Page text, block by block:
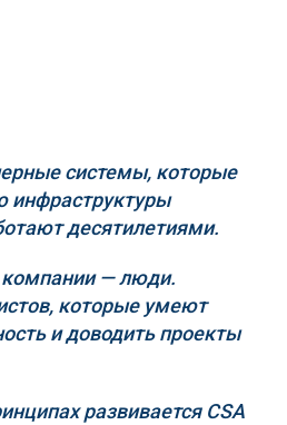
системы, которые
инфраструктуры
десятилетиями.
— люди.
которые умеют
и доводить проекты
развивается CSA